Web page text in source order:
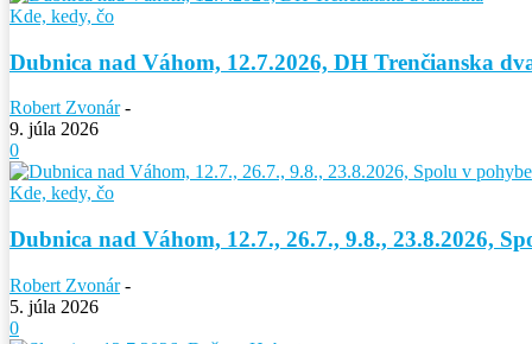
Kde, kedy, čo
Dubnica nad Váhom, 12.7.2026, DH Trenčianska
Robert Zvonár -
9. júla 2026
0
Kde, kedy, čo
Dubnica nad Váhom, 12.7., 26.7., 9.8., 23.8.2026,
Robert Zvonár -
5. júla 2026
0